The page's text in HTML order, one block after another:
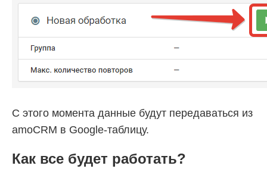
С этого момента данные будут передаваться из
amoCRM в Google-таблицу.
Как все будет работать?